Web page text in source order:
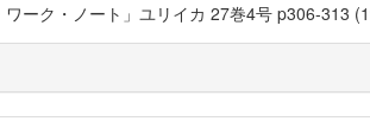
ーク・ノート」ユリイカ 27巻4号 p306-313